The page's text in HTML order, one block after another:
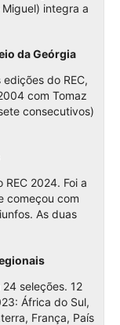
Miguel) integra a
da Geórgia
do REC,
com Tomaz
consecutivos)
2024. Foi a
começou com
As duas
seleções. 12
África do Sul,
França, País